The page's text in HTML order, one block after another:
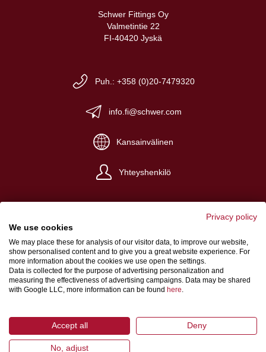
Schwer Fittings Oy
Valmetintie 22
FI-40420 Jyskä
Puh.: +358 (0)20-7479320
info.fi@schwer.com
Kansainvälinen
Yhteyshenkilö
Yritystiedot
Yleiset myyntiehdot
Tietosuoja
Privacy policy
We use cookies
We may place these for analysis of our visitor data, to improve our website,
show personalised content and to give you a great website experience. For
more information about the cookies we use open the settings.
Data is collected for the purpose of advertising personalization and
measuring the effectiveness of advertising campaigns. Data may be shared
with Google LLC, more information can be found here.
Accept all Deny
No, adjust